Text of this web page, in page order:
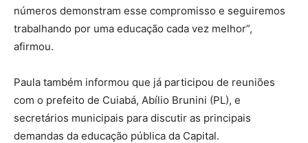
números demonstram esse compromisso e seguiremos
trabalhando por uma educação cada vez melhor”,
afirmou.
Paula também informou que já participou de reuniões
com o prefeito de Cuiabá, Abílio Brunini (PL), e
secretários municipais para discutir as principais
demandas da educação pública da Capital.